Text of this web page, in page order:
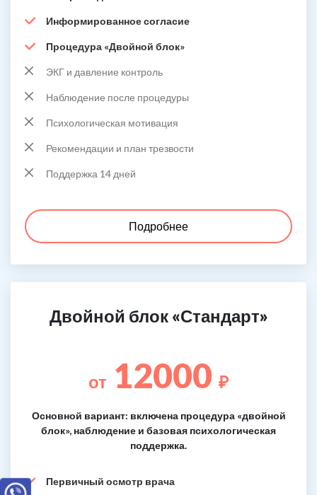
Информированное согласие
Процедура «Двойной блок»
ЭКГ и давление контроль
Наблюдение после процедуры
Психологическая мотивация
Рекомендации и план трезвости
Поддержка 14 дней
Подробнее
Двойной блок «Стандарт»
от 12000 ₽
Основной вариант: включена процедура «двойной
блок», наблюдение и базовая психологическая
поддержка.
Первичный осмотр врача